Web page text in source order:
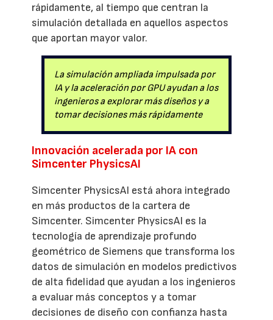
rápidamente, al tiempo que centran la
simulación detallada en aquellos aspectos
que aportan mayor valor.
La simulación ampliada impulsada por
IA y la aceleración por GPU ayudan a los
ingenieros a explorar más diseños y a
tomar decisiones más rápidamente
Innovación acelerada por IA con
Simcenter PhysicsAI
Simcenter PhysicsAI está ahora integrado
en más productos de la cartera de
Simcenter. Simcenter PhysicsAI es la
tecnología de aprendizaje profundo
geométrico de Siemens que transforma los
datos de simulación en modelos predictivos
de alta fidelidad que ayudan a los ingenieros
a evaluar más conceptos y a tomar
decisiones de diseño con confianza hasta